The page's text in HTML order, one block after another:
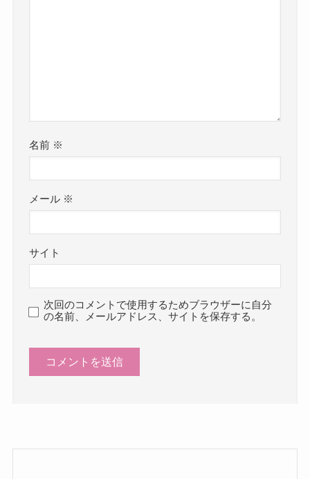
名前 ※
メール ※
サイト
次回のコメントで使用するためブラウザーに自分
の名前、メールアドレス、サイトを保存する。